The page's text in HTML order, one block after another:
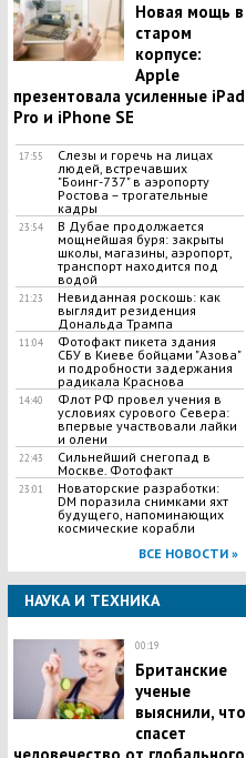
Новая мощь в
старом
корпусе:
Apple
презентовала усиленные iPad
Pro и iPhone SE
17:55
Слезы и горечь на лицах
людей, встречавших
"Боинг-737" в аэропорту
Ростова – трогательные
кадры
23:54
В Дубае продолжается
мощнейшая буря: закрыты
школы, магазины, аэропорт,
транспорт находится под
водой
21:23
Невиданная роскошь: как
выглядит резиденция
Дональда Трампа
11:04
Фотофакт пикета здания
СБУ в Киеве бойцами "Азова"
и подробности задержания
радикала Краснова
14:40
Флот РФ провел учения в
условиях сурового Севера:
впервые участвовали лайки
и олени
22:43
Сильнейший снегопад в
Москве. Фотофакт
23:01
Новаторские разработки:
DM поразила снимками яхт
будущего, напоминающих
космические корабли
ВСЕ НОВОСТИ »
НАУКА И ТЕХНИКА
00:19
Британские
ученые
выяснили, что
спасет